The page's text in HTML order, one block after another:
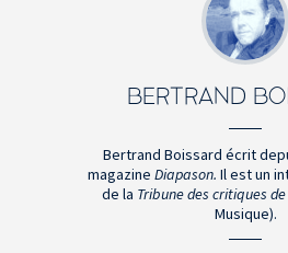
BERTRAND
Bertrand Boissard écrit
magazine Diapason. Il est un
de la Tribune des critiques
Musique).